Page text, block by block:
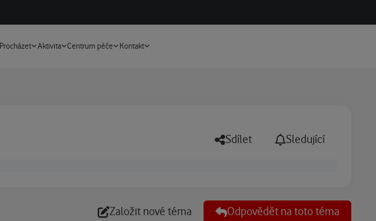
Procházet Aktivita Centrum péče Kontakt
Sdílet Sledující
Založit nové téma Odpovědět na toto téma